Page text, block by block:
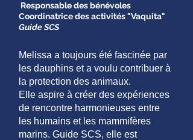
Responsable des bénévoles
Coordinatrice des activités "Vaquita"
Guide SCS
Melissa a toujours été fascinée par
les dauphins et a voulu contribuer à
la protection des animaux.
Elle aspire à créer des expériences
de rencontre harmonieuses entre
les humains et les mammifères
marins. Guide SCS, elle est